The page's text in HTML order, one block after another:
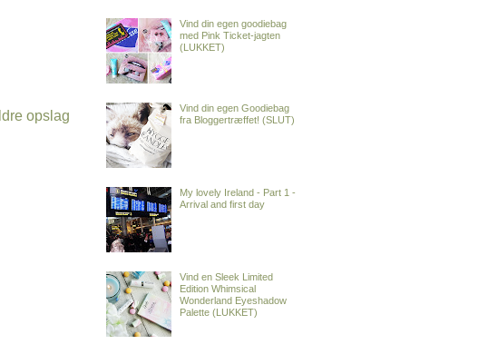
opslag
Vind din egen goodiebag
med Pink Ticket-jagten
(LUKKET)
Vind din egen Goodiebag
fra Bloggertræffet! (SLUT)
My lovely Ireland - Part 1 -
Arrival and first day
Vind en Sleek Limited
Edition Whimsical
Wonderland Eyeshadow
Palette (LUKKET)